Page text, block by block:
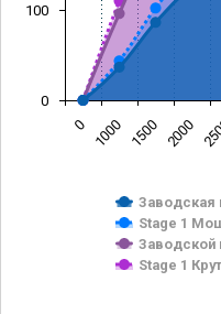
Заводская
Stage 1
Заводской
Stage 1
0 1000 1500 2000
0
100